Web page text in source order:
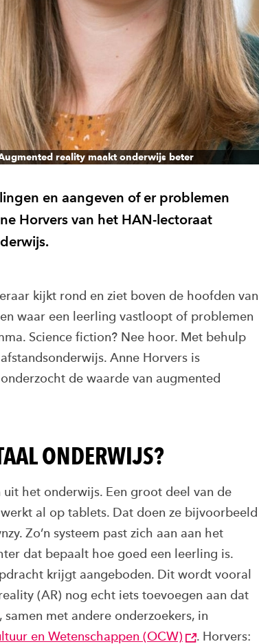
reality maakt onderwijs beter
en aangeven of er problemen
Horvers van het HAN-lectoraat
kijkt rond en ziet boven de hoofden van
waar een leerling vastloopt of problemen
Science fiction? Nee hoor. Met behulp
Anne Horvers is
de waarde van augmented
ONDERWIJS?
het onderwijs. Een groot deel van de
al op tablets. Dat doen ze bijvoorbeeld
Zo’n systeem past zich aan aan het
dat bepaalt hoe goed een leerling is.
krijgt aangeboden. Dit wordt vooral
(AR) nog echt iets toevoegen aan dat
, samen met andere onderzoekers, in
en Wetenschappen (OCW)
. Horvers: